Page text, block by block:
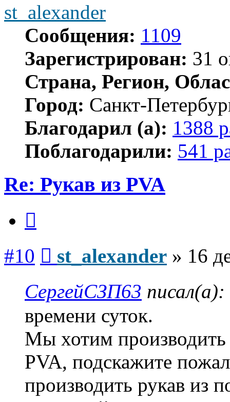
st_alexander
Сообщения: 1109
Зарегистрирован: 31
Страна, Регион,
Город: Санкт-
Благодарил (а): 1388
Поблагодарили: 541
Re: Рукав из PVA
#10 st_alexander » 16
СергейСЗП63 писал(а):
времени суток.
Мы хотим производить
PVA, подскажите
производить рукав из